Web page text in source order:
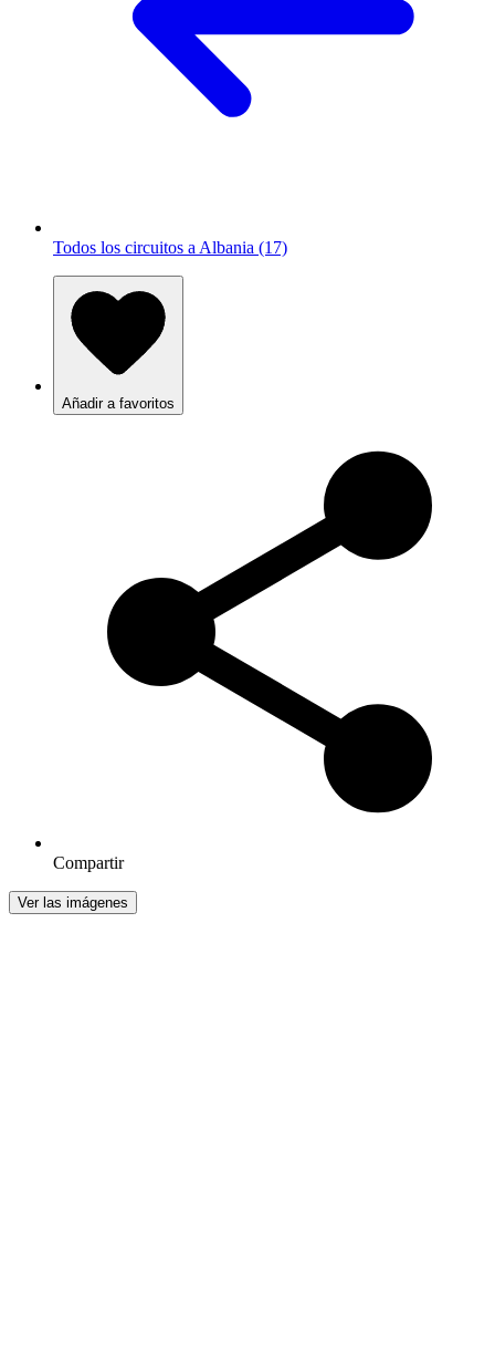
Todos los circuitos a Albania (17)
Añadir a favoritos
Compartir
Ver las imágenes